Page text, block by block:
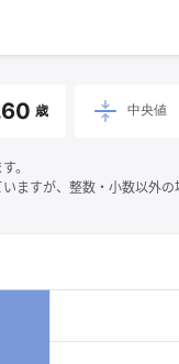
歳 中央値
。
ますが、整数・小数以外